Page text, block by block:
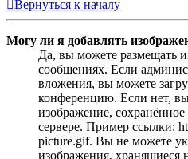
Вернуться к началу
Могу ли я добавлять
Да, вы можете размещать
сообщениях. Если
вложения, вы можете
конференцию. Если нет,
изображение,
сервере. Пример ссылки:
picture.gif. Вы не можете
изображения, хранящиеся